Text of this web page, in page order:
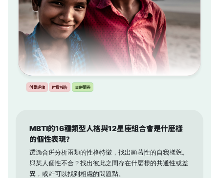
付費評估 付費報告 合併問卷
MBTI的16種類型人格與12星座組合會是什麼樣
的個性表現？
透過合併分析兩類的性格特徵，找出顯著性的自我樣貌。
與某人個性不合？找出彼此之間存在什麼樣的共通性或差
異，或許可以找到相處的問題點。